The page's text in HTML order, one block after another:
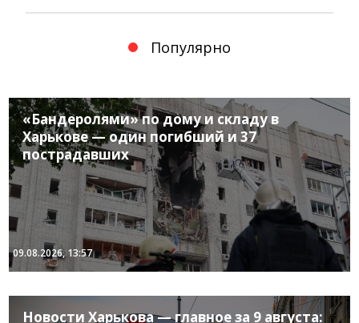
Популярно
«Бандеролями» по дому и складу в
Харькове — один погибший и 37
пострадавших
09.08.2026, 13:57
Новости Харькова — главное за 9 августа: